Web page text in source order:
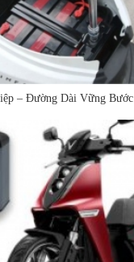
– Đường Dài Vững Bước